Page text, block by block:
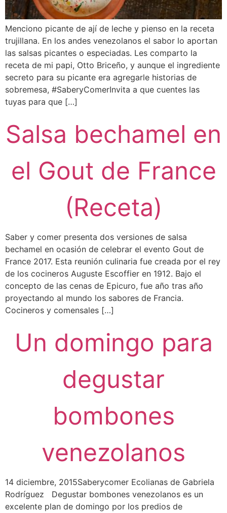
Menciono picante de ají de leche y pienso en la receta
trujillana. En los andes venezolanos el sabor lo aportan
las salsas picantes o especiadas. Les comparto la
receta de mi papi, Otto Briceño, y aunque el ingrediente
secreto para su picante era agregarle historias de
sobremesa, #SaberyComerInvita a que cuentes las
tuyas para que […]
Salsa bechamel en
el Gout de France
(Receta)
Saber y comer presenta dos versiones de salsa
bechamel en ocasión de celebrar el evento Gout de
France 2017. Esta reunión culinaria fue creada por el rey
de los cocineros Auguste Escoffier en 1912. Bajo el
concepto de las cenas de Epicuro, fue año tras año
proyectando al mundo los sabores de Francia.
Cocineros y comensales […]
Un domingo para
degustar
bombones
venezolanos
14 diciembre, 2015Saberycomer Ecolianas de Gabriela
Rodríguez Degustar bombones venezolanos es un
excelente plan de domingo por los predios de